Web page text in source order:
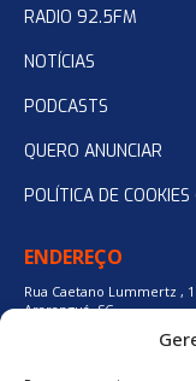
RADIO 92.5FM
NOTÍCIAS
PODCASTS
QUERO ANUNCIAR
POLÍTICA DE
ENDEREÇO
Rua Caetano Lummertz ,
Araranguá, SC.